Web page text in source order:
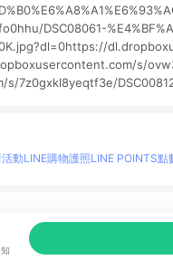
DSC08061-
s/
7z0gxkl8yeqtf3e/
動LINE購物護照LINE POINTS點
報與商品資訊的整合性平台，並
品至各合作網路商家，確認現售價